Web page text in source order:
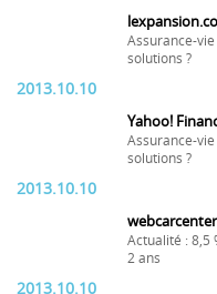
Assurance-
solutions ?
2013.10.10
Yahoo!
Assurance-
solutions ?
2013.10.10
Actualité : 8,5
2 ans
2013.10.10